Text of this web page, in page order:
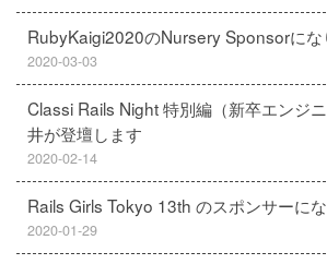
RubyKaigi2020のNursery Sponsorにな
2020-03-03
Classi Rails Night 特別編（新卒エンジ
井が登壇します
2020-02-14
Rails Girls Tokyo 13th のスポンサーに
2020-01-29